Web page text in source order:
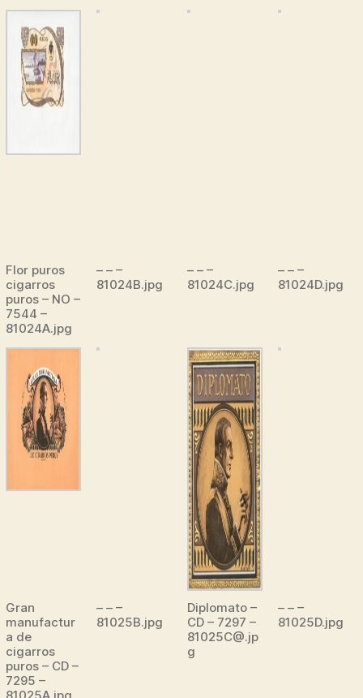
Flor puros
cigarros
puros – NO –
7544 –
81024A.jpg
– – –
81024B.jpg
– – –
81024C.jpg
– – –
81024D.jpg
Gran
manufactur
a de
cigarros
puros – CD –
7295 –
81025A.jpg
– – –
81025B.jpg
Diplomato –
CD – 7297 –
81025C@.jp
g
– – –
81025D.jpg